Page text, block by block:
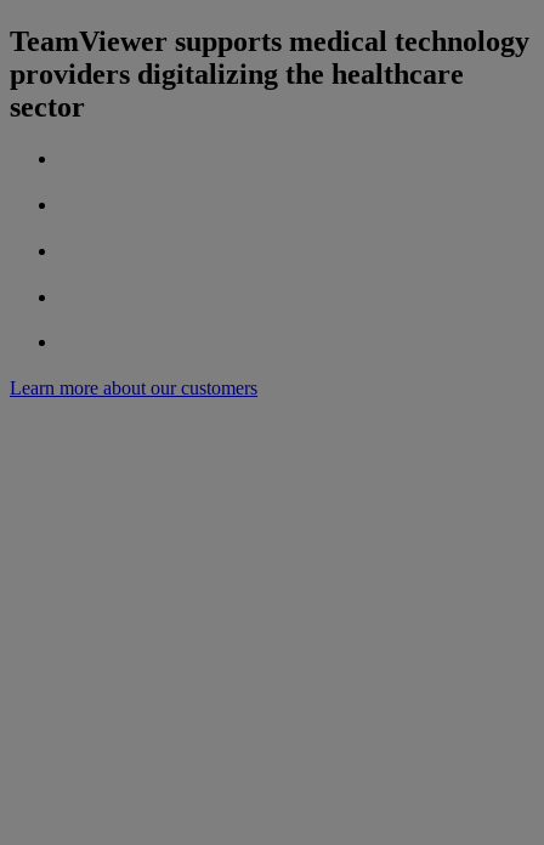
TeamViewer supports medical technology
providers digitalizing the healthcare
sector
Learn more about our customers